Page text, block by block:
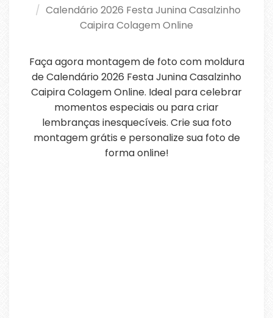
Calendário 2026 Festa Junina Casalzinho
Caipira Colagem Online
Faça agora montagem de foto com moldura
de Calendário 2026 Festa Junina Casalzinho
Caipira Colagem Online. Ideal para celebrar
momentos especiais ou para criar
lembranças inesquecíveis. Crie sua foto
montagem grátis e personalize sua foto de
forma online!